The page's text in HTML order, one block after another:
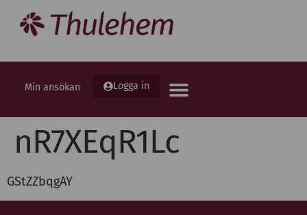
Min ansökan Logga in
nR7XEqR1Lc
GStZZbqgAY